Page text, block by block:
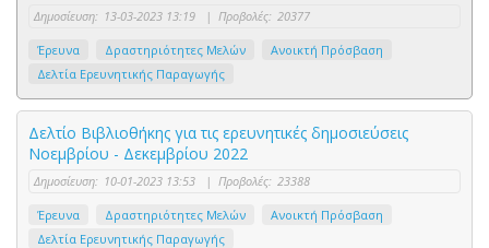
Δημοσίευση: 13-03-2023 13:19 | Προβολές: 20377
Έρευνα Δραστηριότητες Μελών
Ανοικτή Πρόσβαση
Δελτία Ερευνητικής Παραγωγής
Δελτίο Βιβλιοθήκης για τις ερευνητικές δημοσιεύσεις
Νοεμβρίου - Δεκεμβρίου 2022
Δημοσίευση: 10-01-2023 13:53 | Προβολές: 23388
Έρευνα Δραστηριότητες Μελών
Ανοικτή Πρόσβαση
Δελτία Ερευνητικής Παραγωγής